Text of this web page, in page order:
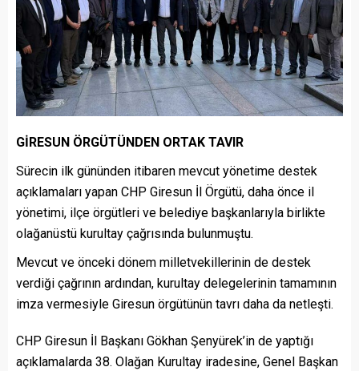
GİRESUN ÖRGÜTÜNDEN ORTAK TAVIR
Sürecin ilk gününden itibaren mevcut yönetime destek
açıklamaları yapan CHP Giresun İl Örgütü, daha önce il
yönetimi, ilçe örgütleri ve belediye başkanlarıyla birlikte
olağanüstü kurultay çağrısında bulunmuştu.
Mevcut ve önceki dönem milletvekillerinin de destek
verdiği çağrının ardından, kurultay delegelerinin tamamının
imza vermesiyle Giresun örgütünün tavrı daha da netleşti.
CHP Giresun İl Başkanı Gökhan Şenyürek’in de yaptığı
açıklamalarda 38. Olağan Kurultay iradesine, Genel Başkan